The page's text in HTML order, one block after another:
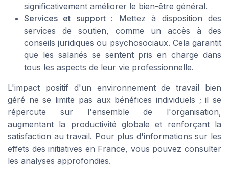
significativement améliorer le bien-être général.
Services et support : Mettez à disposition des
services de soutien, comme un accès à des
conseils juridiques ou psychosociaux. Cela garantit
que les salariés se sentent pris en charge dans
tous les aspects de leur vie professionnelle.
L'impact positif d'un environnement de travail bien
géré ne se limite pas aux bénéfices individuels ; il se
répercute sur l'ensemble de l'organisation,
augmentant la productivité globale et renforçant la
satisfaction au travail. Pour plus d'informations sur les
effets des initiatives en France, vous pouvez consulter
les analyses approfondies.